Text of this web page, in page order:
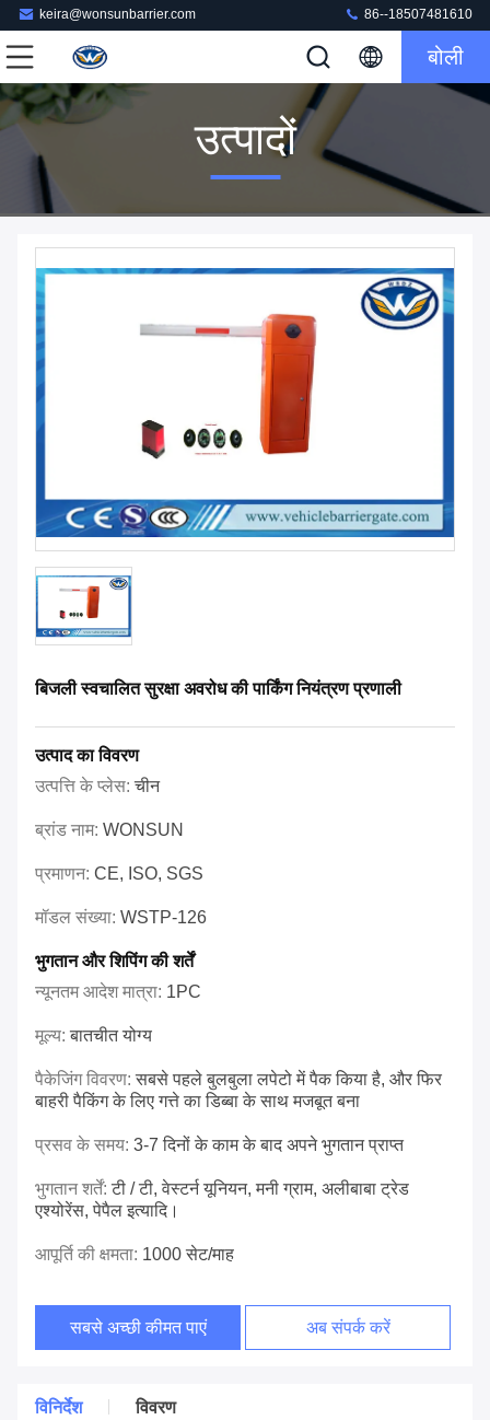
keira@wonsunbarrier.com 86--18507481610
बोली
उत्पादों
बिजली स्वचालित सुरक्षा अवरोध की पार्किंग नियंत्रण प्रणाली
उत्पाद का विवरण
उत्पत्ति के प्लेस:चीन
ब्रांड नाम: WONSUN
प्रमाणन: CE, ISO, SGS
मॉडल संख्या: WSTP-126
भुगतान और शिपिंग की शर्तें
न्यूनतम आदेश मात्रा: 1PC
मूल्य:बातचीत योग्य
पैकेजिंग विवरण:सबसे पहले बुलबुला लपेटो में पैक किया है, और फिर
बाहरी पैकिंग के लिए गत्ते का डिब्बा के साथ मजबूत बना
प्रसव के समय: 3-7 दिनों के काम के बाद अपने भुगतान प्राप्त
भुगतान शर्तें:टी / टी, वेस्टर्न यूनियन, मनी ग्राम, अलीबाबा ट्रेड
एश्योरेंस, पेपैल इत्यादि।
आपूर्ति की क्षमता: 1000 सेट/माह
सबसे अच्छी कीमत पाएं अब संपर्क करें
विनिर्देश विवरण